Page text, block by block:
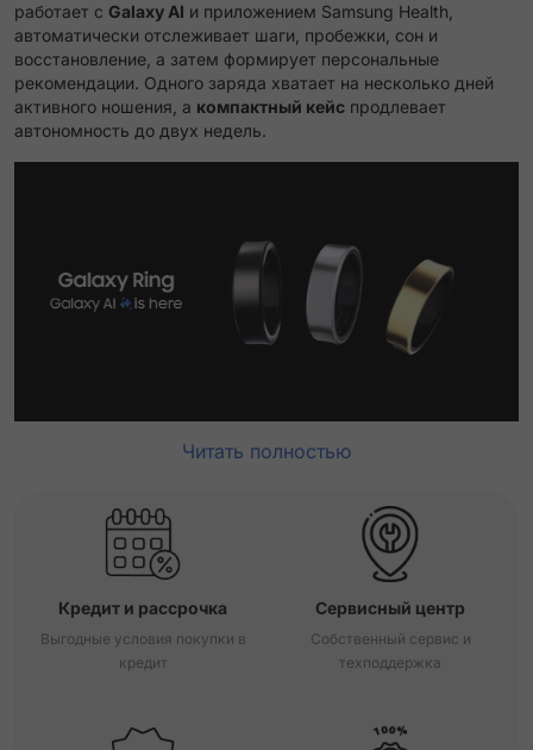
работает с Galaxy AI и приложением Samsung Health,
автоматически отслеживает шаги, пробежки, сон и
восстановление, а затем формирует персональные
рекомендации. Одного заряда хватает на несколько дней
активного ношения, а компактный кейс продлевает
автономность до двух недель.
Читать полностью
Кредит и рассрочка
Выгодные условия покупки в
кредит
Сервисный центр
Собственный сервис и
техподдержка